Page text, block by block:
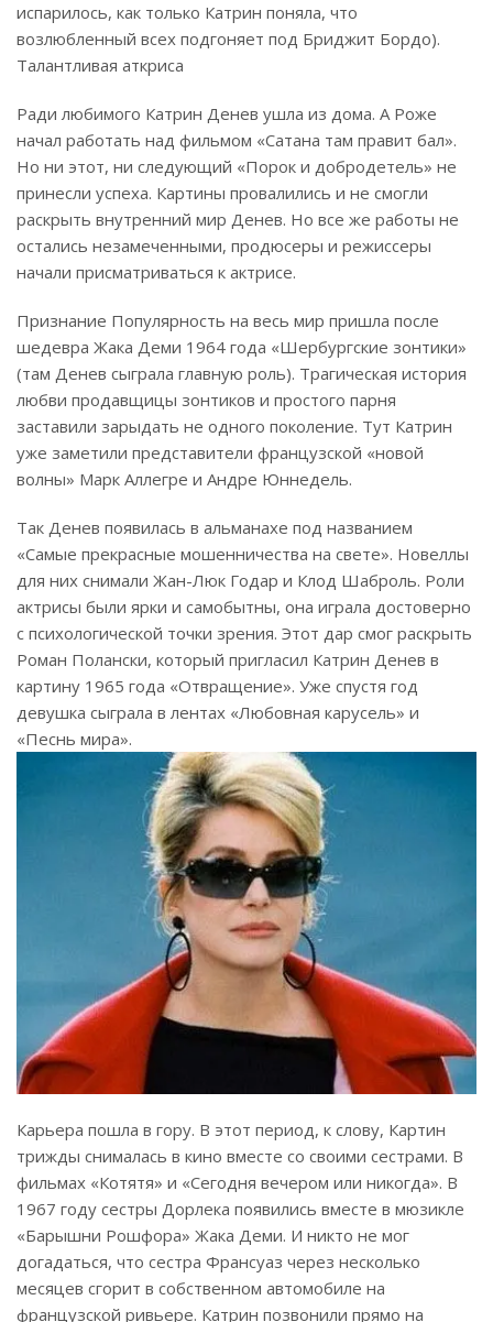
испарилось, как только Катрин поняла, что
возлюбленный всех подгоняет под Бриджит Бордо).
Талантливая аткриса
Ради любимого Катрин Денев ушла из дома. А Роже
начал работать над фильмом «Сатана там правит бал».
Но ни этот, ни следующий «Порок и добродетель» не
принесли успеха. Картины провалились и не смогли
раскрыть внутренний мир Денев. Но все же работы не
остались незамеченными, продюсеры и режиссеры
начали присматриваться к актрисе.
Признание Популярность на весь мир пришла после
шедевра Жака Деми 1964 года «Шербургские зонтики»
(там Денев сыграла главную роль). Трагическая история
любви продавщицы зонтиков и простого парня
заставили зарыдать не одного поколение. Тут Катрин
уже заметили представители французской «новой
волны» Марк Аллегре и Андре Юннедель.
Так Денев появилась в альманахе под названием
«Самые прекрасные мошенничества на свете». Новеллы
для них снимали Жан-Люк Годар и Клод Шаброль. Роли
актрисы были ярки и самобытны, она играла достоверно
с психологической точки зрения. Этот дар смог раскрыть
Роман Полански, который пригласил Катрин Денев в
картину 1965 года «Отвращение». Уже спустя год
девушка сыграла в лентах «Любовная карусель» и
«Песнь мира».
Карьера пошла в гору. В этот период, к слову, Картин
трижды снималась в кино вместе со своими сестрами. В
фильмах «Котятя» и «Сегодня вечером или никогда». В
1967 году сестры Дорлека появились вместе в мюзикле
«Барышни Рошфора» Жака Деми. И никто не мог
догадаться, что сестра Франсуаз через несколько
месяцев сгорит в собственном автомобиле на
французской ривьере. Катрин позвонили прямо на